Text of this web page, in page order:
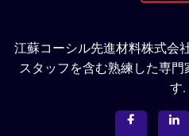
江蘇コーシル先進材料株式会
スタッフを含む熟練した専
す.